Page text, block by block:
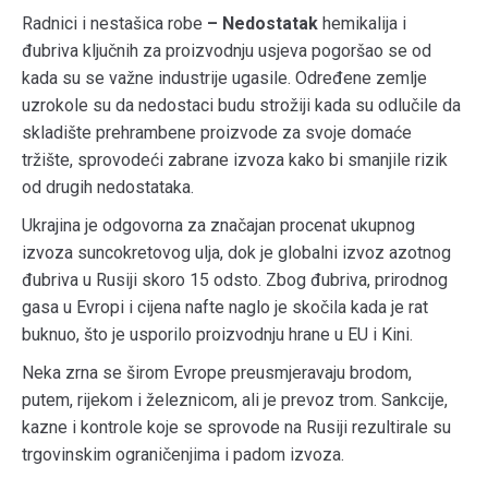
Radnici i nestašica robe – Nedostatak hemikalija i
đubriva ključnih za proizvodnju usjeva pogoršao se od
kada su se važne industrije ugasile. Određene zemlje
uzrokole su da nedostaci budu strožiji kada su odlučile da
skladište prehrambene proizvode za svoje domaće
tržište, sprovodeći zabrane izvoza kako bi smanjile rizik
od drugih nedostataka.
Ukrajina je odgovorna za značajan procenat ukupnog
izvoza suncokretovog ulja, dok je globalni izvoz azotnog
đubriva u Rusiji skoro 15 odsto. Zbog đubriva, prirodnog
gasa u Evropi i cijena nafte naglo je skočila kada je rat
buknuo, što je usporilo proizvodnju hrane u EU i Kini.
Neka zrna se širom Evrope preusmjeravaju brodom,
putem, rijekom i železnicom, ali je prevoz trom. Sankcije,
kazne i kontrole koje se sprovode na Rusiji rezultirale su
trgovinskim ograničenjima i padom izvoza.